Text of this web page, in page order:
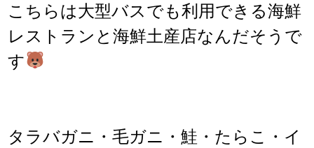
こちらは大型バスでも利用できる海鮮
レストランと海鮮土産店なんだそうで
す
タラバガニ・毛ガニ・鮭・たらこ・イ